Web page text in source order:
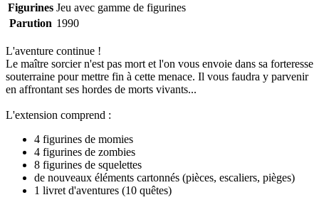
Figurines Jeu avec gamme de figurines
Parution 1990
L'aventure continue !
Le maître sorcier n'est pas mort et l'on vous envoie dans sa forteresse
souterraine pour mettre fin à cette menace. Il vous faudra y parvenir
en affrontant ses hordes de morts vivants...
L'extension comprend :
4 figurines de momies
4 figurines de zombies
8 figurines de squelettes
de nouveaux éléments cartonnés (pièces, escaliers, pièges)
1 livret d'aventures (10 quêtes)